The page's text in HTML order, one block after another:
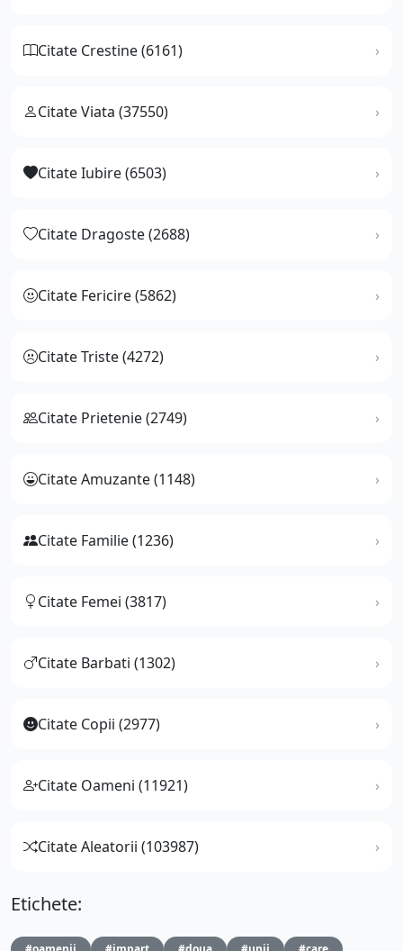
Citate Crestine (6161)
Citate Viata (37550)
Citate Iubire (6503)
Citate Dragoste (2688)
Citate Fericire (5862)
Citate Triste (4272)
Citate Prietenie (2749)
Citate Amuzante (1148)
Citate Familie (1236)
Citate Femei (3817)
Citate Barbati (1302)
Citate Copii (2977)
Citate Oameni (11921)
Citate Aleatorii (103987)
Etichete: